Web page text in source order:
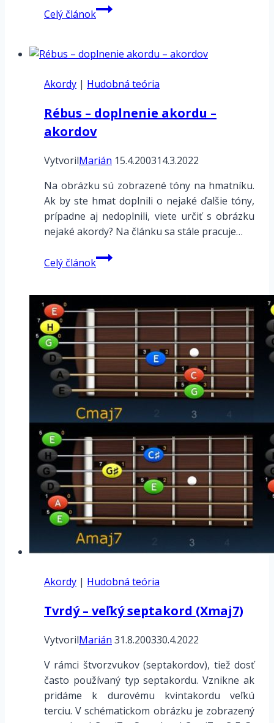
Celý článokweb
cvičenie
rozklady
–
od
A
Akordy | Hudobná teória
Rébus – doplnenie akordu –
akordov
VytvorilMarián 15.4.200314.3.2022
Na obrázku sú zobrazené tóny na hmatníku.
Ak by ste hmat doplnili o nejaké ďalšie tóny,
prípadne aj nedoplnili, viete určiť s obrázku
nejaké akordy? Na článku sa stále pracuje…
Celý článokRébus
–
–
akordov
Akordy | Hudobná teória
Tvrdý – veľký septakord (Xmaj7)
VytvorilMarián 31.8.200330.4.2022
V rámci štvorzvukov (septakordov), tiež dosť
často používaný typ septakordu. Vznikne ak
pridáme k durovému kvintakordu veľkú
terciu. V schématickom obrázku je zobrazený